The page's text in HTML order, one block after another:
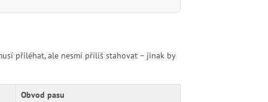
přiléhat, ale nesmí příliš stahovat – jinak by
Obvod pasu